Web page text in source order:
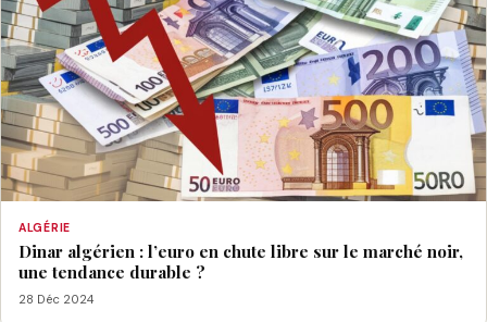
ALGÉRIE
Dinar algérien : l’euro en chute libre sur le marché noir,
une tendance durable ?
28 Déc 2024